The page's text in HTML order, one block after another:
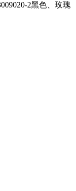
2黑色、玫瑰